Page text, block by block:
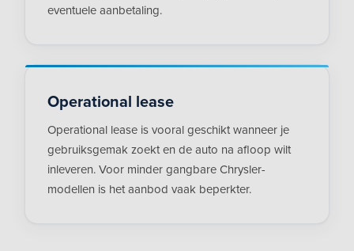
eventuele aanbetaling.
Operational lease
Operational lease is vooral geschikt wanneer je
gebruiksgemak zoekt en de auto na afloop wilt
inleveren. Voor minder gangbare Chrysler-
modellen is het aanbod vaak beperkter.